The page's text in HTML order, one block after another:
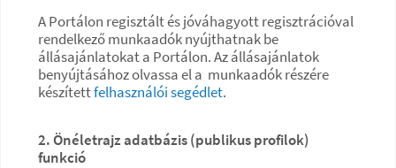
A Portálon regisztált és jóváhagyott regisztrációval
rendelkező munkaadók nyújthatnak be
állásajánlatokat a Portálon. Az állásajánlatok
benyújtásához olvassa el a munkaadók részére
készítettfelhasználói segédlet.
2. Önéletrajz adatbázis (publikus profilok)
funkció